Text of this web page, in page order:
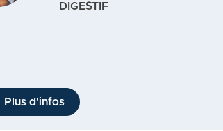
DIGESTIF
Plus d'infos